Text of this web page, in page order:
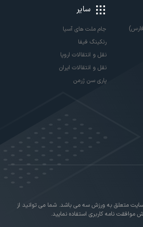
سایر
جام ملت های آسیا
رنکینگ فیفا
نقل و انتقالات اروپا
نقل و انتقالات ایران
پاری سن ژرمن
متعلق به ورزش سه می باشد. شما می توانید از
نامه کاربری استفاده نمایید.